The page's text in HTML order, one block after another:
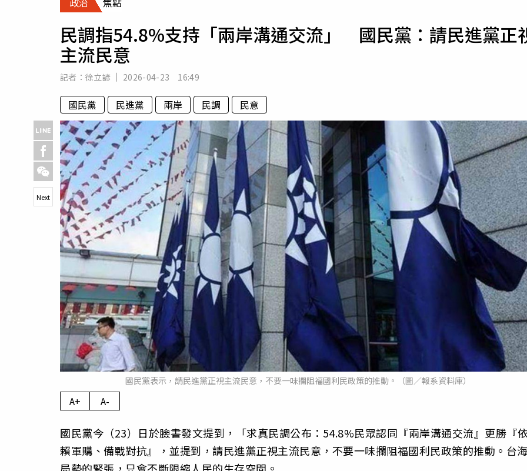
專欄
運勢
民調指54.8%支持「兩岸溝通交流」 國民黨：請民進黨正
主流民意
記者： 徐立諺 2026-04-23 16:49
國民黨 民進黨 兩岸 民調 民意
國民黨表示，請民進黨正視主流民意，不要一味攔阻福國利民政策的推動。（圖／報系資料庫）
Next
A+ A-
國民黨今（23）日於臉書發文提到，「求真民調公布：54.8%民眾認同『兩岸溝通交流』更勝『
賴軍購、備戰對抗』，並提到，請民進黨正視主流民意，不要一味攔阻福國利民政策的推動。台